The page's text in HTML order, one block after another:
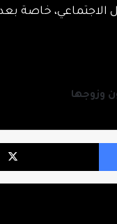
الاجتماعي، خاصة
وزوجها
فيسبوك